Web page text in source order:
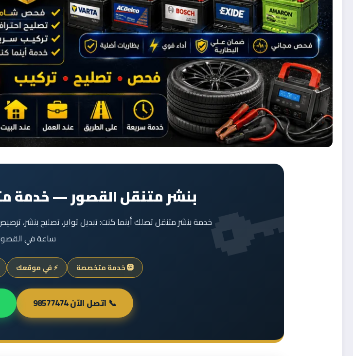
بنشر متنقل القصور — خدمة
ساعة في
🛞 خدمة متخصصة ⚡ في موقعك
📞 اتصل الآن 98577474